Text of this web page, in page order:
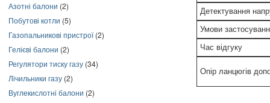
Азотні балони (2)
Побутові котли (5)
Газопальникові пристрої(2)
Гелієві балони (2)
Регулятори тиску газу (34)
Лічильники газу (2)
Вуглекислотні балони (2)
Детектування
Умови
Час відгуку
Опір ланцюгів